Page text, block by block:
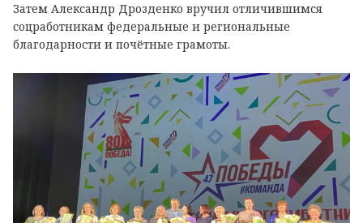
Затем Александр Дрозденко вручил отличившимся
соцработникам федеральные и региональные
благодарности и почётные грамоты.